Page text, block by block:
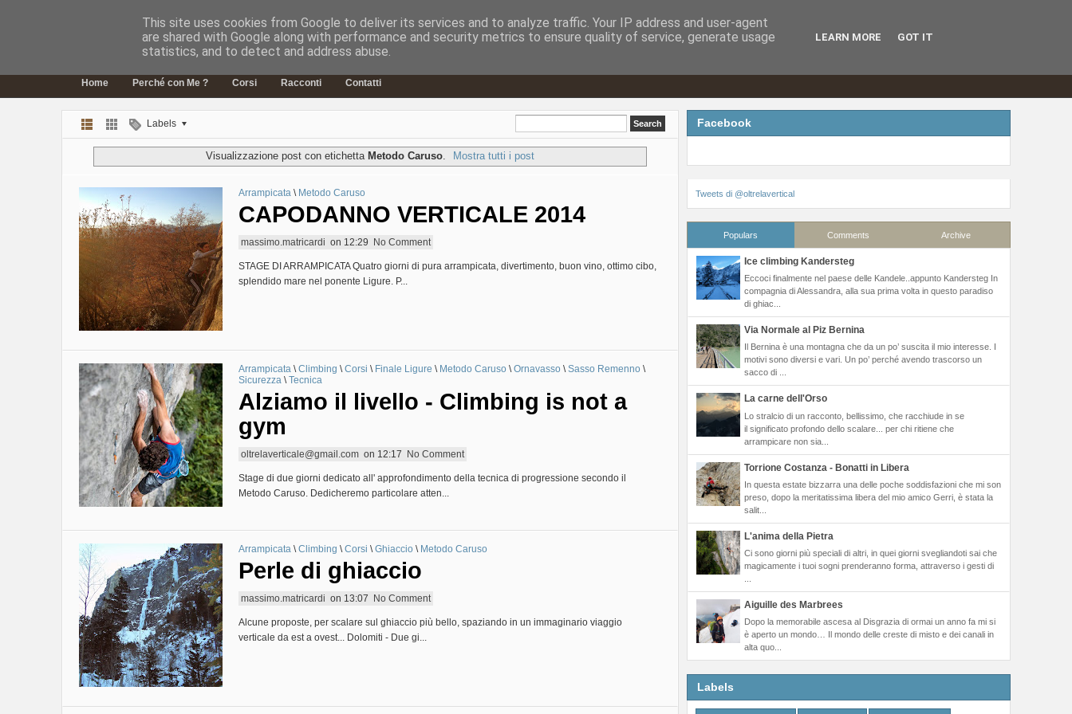
OLTRELAVERTICALE
Home Perché con Me ? Corsi Racconti Contatti
Labels
Visualizzazione post con etichetta Metodo Caruso. Mostra tutti i post
Arrampicata \ Metodo Caruso
CAPODANNO VERTICALE 2014
massimo.matricardi on 12:29 No Comment
STAGE DI ARRAMPICATA Quatro giorni di pura arrampicata, divertimento, buon vino, ottimo cibo,
splendido mare nel ponente Ligure. P...
Arrampicata \Climbing \Corsi \ Finale Ligure \ Metodo Caruso \Ornavasso \Sasso Remenno \
Sicurezza \Tecnica
Alziamo il livello - Climbing is not a
gym
oltrelaverticale@gmail.com on 12:17 No Comment
Stage di due giorni dedicato all' approfondimento della tecnica di progressione secondo il
Metodo Caruso. Dedicheremo particolare atten...
Arrampicata \Climbing \Corsi \Ghiaccio \ Metodo Caruso
Perle di ghiaccio
massimo.matricardi on 13:07 No Comment
Alcune proposte, per scalare sul ghiaccio più bello, spaziando in un immaginario viaggio
verticale da est a ovest... Dolomiti - Due gi...
Facebook
Tweets di @oltrelavertical
Populars Comments Archive
Ice climbing Kandersteg
Eccoci finalmente nel paese delle Kandele..appunto Kandersteg In
compagnia di Alessandra, alla sua prima volta in questo paradiso
di ghiac...
Via Normale al Piz Bernina
Il Bernina è una montagna che da un po’ suscita il mio interesse. I
motivi sono diversi e vari. Un po’ perché avendo trascorso un
sacco di ...
La carne dell'Orso
Lo stralcio di un racconto, bellissimo, che racchiude in se
il significato profondo dello scalare... per chi ritiene che
arrampicare non sia...
Torrione Costanza - Bonatti in Libera
In questa estate bizzarra una delle poche soddisfazioni che mi son
preso, dopo la meritatissima libera del mio amico Gerri, è stata la
salit...
L'anima della Pietra
Ci sono giorni più speciali di altri, in quei giorni svegliandoti sai che
magicamente i tuoi sogni prenderanno forma, attraverso i gesti di
Aiguille des Marbrees
Dopo la memorabile ascesa al Disgrazia di ormai un anno fa mi si
è aperto un mondo… Il mondo delle creste di misto e dei canali in
alta quo...
Labels
This site uses cookies from Google to deliver its services and to analyze traffic. Your IP address and user-agent
are shared with Google along with performance and security metrics to ensure quality of service, generate usage
statistics, and to detect and address abuse.
LEARN MORE GOT IT